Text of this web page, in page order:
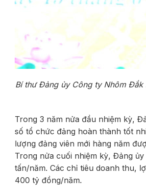
Bí thư Đảng ủy Công ty Nhôm Đắk
Trong 3 năm nửa đầu nhiệm kỳ,
số tổ chức đảng hoàn thành tốt
lượng đảng viên mới hàng năm
Trong nửa cuối nhiệm kỳ, Đảng
tấn/năm. Các chỉ tiêu doanh thu,
400 tỷ đồng/năm.